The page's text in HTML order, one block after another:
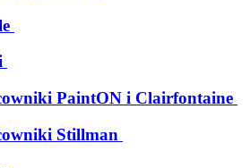
PaintON i Clairfontaine
Stillman